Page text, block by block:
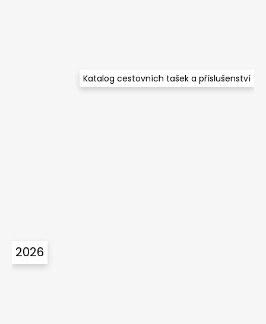
Katalog cestovních tašek a příslušenství
2026